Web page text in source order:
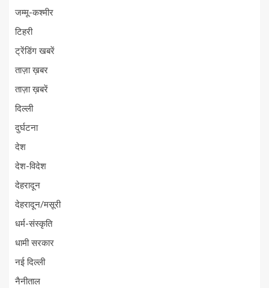
जम्मू-कश्मीर
टिहरी
ट्रेंडिंग खबरें
ताज़ा ख़बर
ताज़ा ख़बरें
दिल्ली
दुर्घटना
देश
देश-विदेश
देहरादून
देहरादून/मसूरी
धर्म-संस्कृति
धामी सरकार
नई दिल्ली
नैनीताल